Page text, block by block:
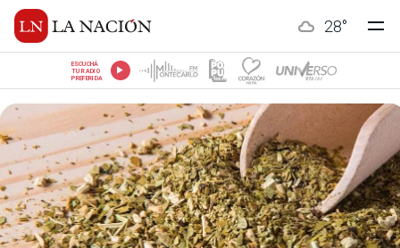
28°
ESCUCHÁ
TU RADIO
PREFERIDA